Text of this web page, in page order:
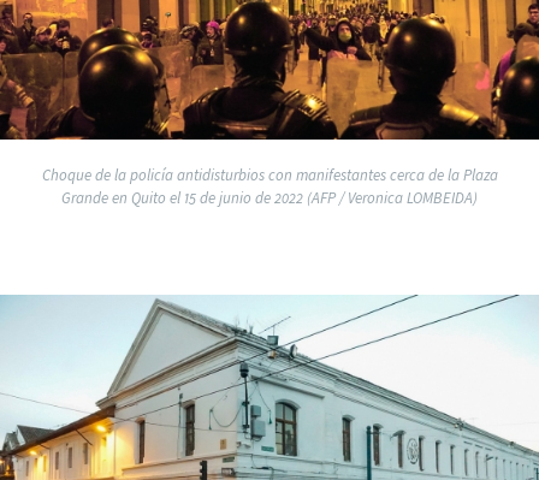
Choque de la policía antidisturbios con manifestantes cerca de la Plaza
Grande en Quito el 15 de junio de 2022 (AFP / Veronica LOMBEIDA)